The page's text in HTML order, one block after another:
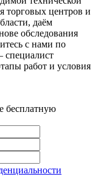
торговых центров и
даём
обследования
с нами по
специалист
работ и условия
бесплатную